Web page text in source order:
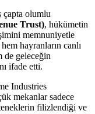
çapta olumlu
Trust), hükümetin
memnuniyetle
hayranların canlı
de geleceğin
ifade etti.
Industries
mekanlar sadece
filizlendiği ve